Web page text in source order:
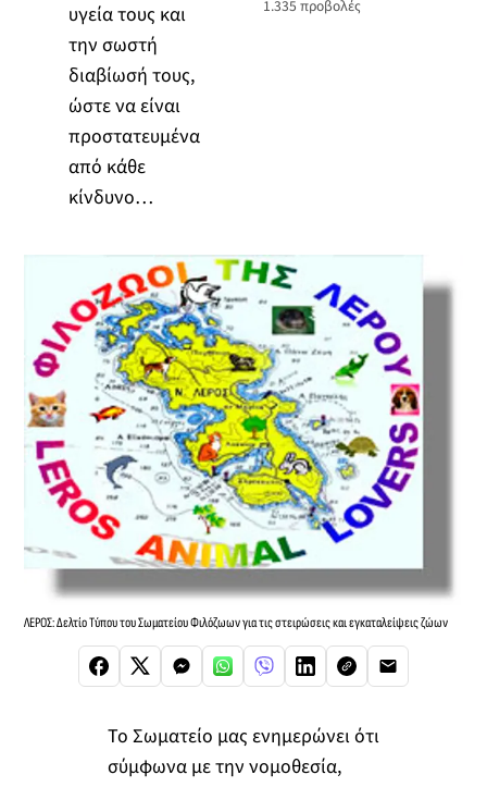
υγεία τους και
την σωστή
διαβίωσή τους,
ώστε να είναι
προστατευμένα
από κάθε
κίνδυνο…
1.335 προβολές
ΛΕΡΟΣ: Δελτίο Τύπου του Σωματείου Φιλόζωων για τις στειρώσεις και εγκαταλείψεις ζώων
Το Σωματείο μας ενημερώνει ότι
σύμφωνα με την νομοθεσία,